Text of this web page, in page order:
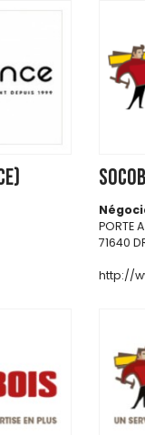
PORTE
71640
http://